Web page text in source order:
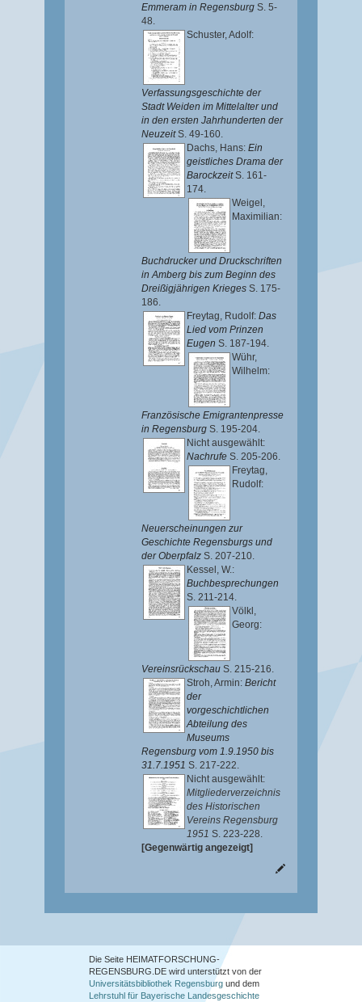
Emmeram in Regensburg S. 5-
48.
Schuster, Adolf:
Verfassungsgeschichte der
Stadt Weiden im Mittelalter und
in den ersten Jahrhunderten der
NeuzeitS. 49-160.
Dachs, Hans: Ein
geistliches Drama der
BarockzeitS. 161-
174.
Weigel,
Maximilian:
Buchdrucker und Druckschriften
in Amberg bis zum Beginn des
Dreißigjährigen Krieges S. 175-
186.
Freytag, Rudolf: Das
Lied vom Prinzen
Eugen S. 187-194.
Wühr,
Wilhelm:
Französische Emigrantenpresse
in Regensburg S. 195-204.
Nicht ausgewählt:
Nachrufe S. 205-206.
Freytag,
Rudolf:
Neuerscheinungen zur
Geschichte Regensburgs und
der Oberpfalz S. 207-210.
Kessel, W.:
Buchbesprechungen
S. 211-214.
Völkl,
Georg:
Vereinsrückschau S. 215-216.
Stroh, Armin: Bericht
der
vorgeschichtlichen
Abteilung des
Museums
Regensburg vom 1.9.1950 bis
31.7.1951 S. 217-222.
Nicht ausgewählt:
Mitgliederverzeichnis
des Historischen
Vereins Regensburg
1951 S. 223-228.
[Gegenwärtig angezeigt]
Die Seite HEIMATFORSCHUNG-
REGENSBURG.DE wird unterstützt von der
Universitätsbibliothek Regensburg und dem
Lehrstuhl für Bayerische Landesgeschichte